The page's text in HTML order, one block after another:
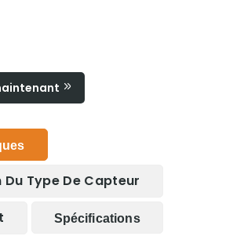
Type De Capteur
Spécifications